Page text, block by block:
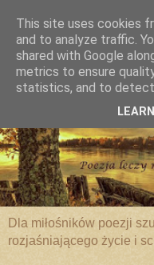
Dla miłośników poezji
rozjaśniającego życie i
This site uses cookies
and to analyze traffic.
shared with Google
metrics to ensure
statistics, and to detect